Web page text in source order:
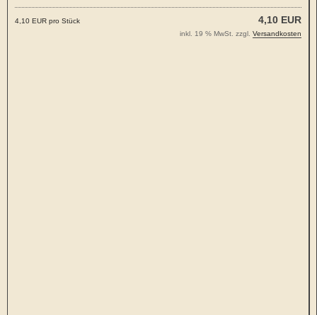
4,10 EUR
4,10 EUR pro Stück
inkl. 19 % MwSt. zzgl. Versandkosten